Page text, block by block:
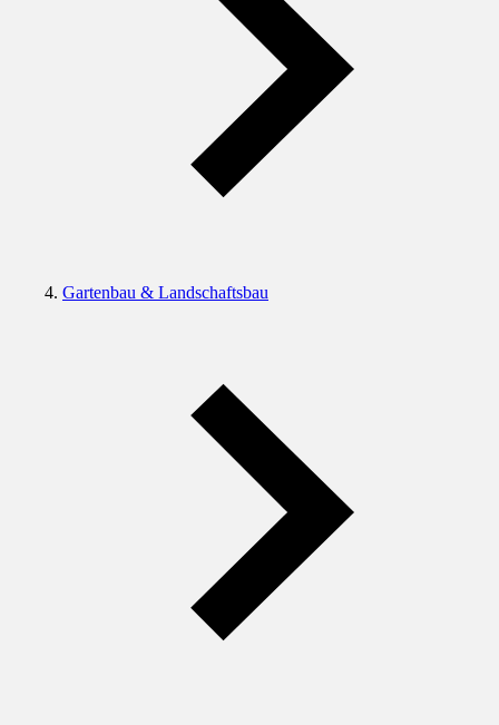
Gartenbau & Landschaftsbau